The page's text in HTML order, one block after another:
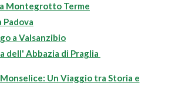
Montegrotto Terme
a Valsanzibio
dell' Abbazia di Praglia
Monselice: Un Viaggio tra Storia e